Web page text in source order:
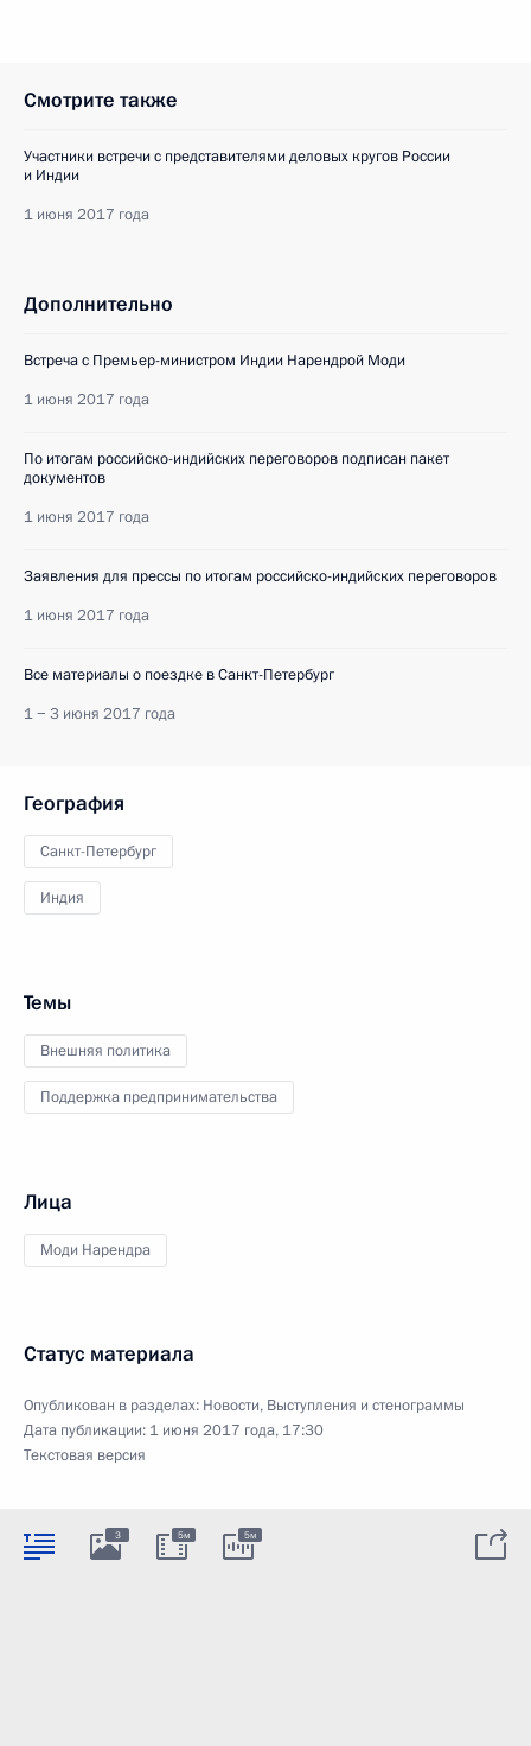
Смотрите также
Участники встречи с представителями деловых кругов России
и Индии
1 июня 2017 года
Дополнительно
Встреча с Премьер-министром Индии Нарендрой Моди
1 июня 2017 года
По итогам российско-индийских переговоров подписан пакет
документов
1 июня 2017 года
Заявления для прессы по итогам российско-индийских переговоров
1 июня 2017 года
Все материалы о поездке в Санкт-Петербург
1 − 3 июня 2017 года
География
Санкт-Петербург
Индия
Темы
Внешняя политика
Поддержка предпринимательства
Лица
Моди Нарендра
Статус материала
Опубликован в разделах: Новости, Выступления и стенограммы
Дата публикации: 1 июня 2017 года, 17:30
Текстовая версия
3 5м 5м